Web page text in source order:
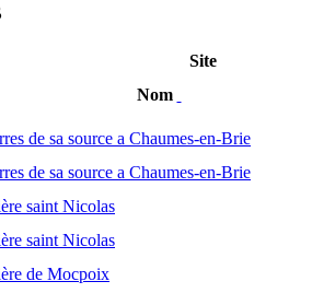
Site
Nom
de sa source a Chaumes-en-Brie
de sa source a Chaumes-en-Brie
saint Nicolas
saint Nicolas
de Mocpoix